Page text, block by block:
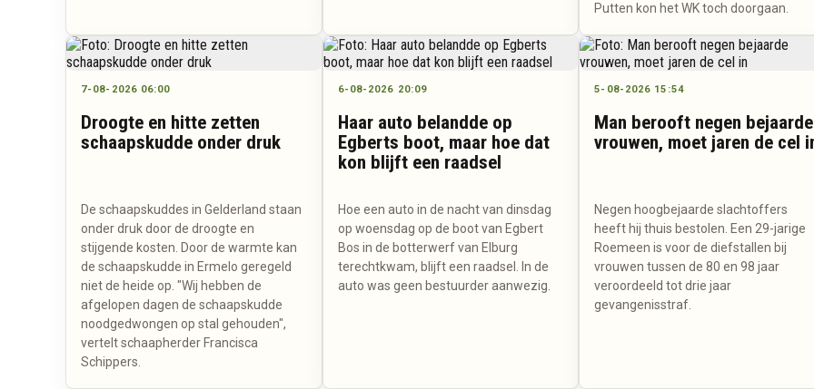
Putten kon het WK toch doorgaan.
7-08-2026 06:00
Droogte en hitte zetten
schaapskudde onder druk
De schaapskuddes in Gelderland staan
onder druk door de droogte en
stijgende kosten. Door de warmte kan
de schaapskudde in Ermelo geregeld
niet de heide op. "Wij hebben de
afgelopen dagen de schaapskudde
noodgedwongen op stal gehouden",
vertelt schaapherder Francisca
Schippers.
6-08-2026 20:09
Haar auto belandde op
Egberts boot, maar hoe dat
kon blijft een raadsel
Hoe een auto in de nacht van dinsdag
op woensdag op de boot van Egbert
Bos in de botterwerf van Elburg
terechtkwam, blijft een raadsel. In de
auto was geen bestuurder aanwezig.
5-08-2026 15:54
Man berooft negen bejaarde
vrouwen, moet jaren de cel
Negen hoogbejaarde slachtoffers
heeft hij thuis bestolen. Een 29-jarige
Roemeen is voor de diefstallen bij
vrouwen tussen de 80 en 98 jaar
veroordeeld tot drie jaar
gevangenisstraf.